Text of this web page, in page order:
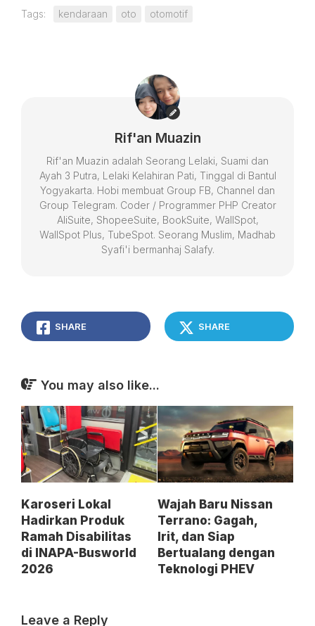
Tags: kendaraan oto otomotif
Rif'an Muazin
Rif'an Muazin adalah Seorang Lelaki, Suami dan
Ayah 3 Putra, Lelaki Kelahiran Pati, Tinggal di Bantul
Yogyakarta. Hobi membuat Group FB, Channel dan
Group Telegram. Coder / Programmer PHP Creator
AliSuite, ShopeeSuite, BookSuite, WallSpot,
WallSpot Plus, TubeSpot. Seorang Muslim, Madhab
Syafi'i bermanhaj Salafy.
SHARE SHARE
You may also like...
Karoseri Lokal
Hadirkan Produk
Ramah Disabilitas
di INAPA-Busworld
2026
Wajah Baru Nissan
Terrano: Gagah,
Irit, dan Siap
Bertualang dengan
Teknologi PHEV
Leave a Reply